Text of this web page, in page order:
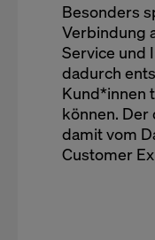
Besonders
Verbindung
Service und
dadurch
Kund*innen
können.
damit vom
Customer